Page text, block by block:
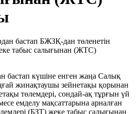
бастап күшіне енген жаңа Салық
жинақтаушы зейнетақы қорынан
төлемдері, сондай-ақ тұрғын үй
емделу мақсаттарына арналған
(БЗТ) жеке табыс салығынан